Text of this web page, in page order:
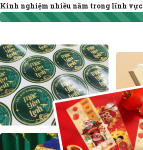
Kinh nghiệm nhiều năm trong lĩnh vực